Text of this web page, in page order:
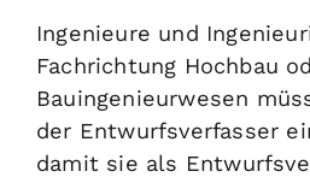
Ingenieure und
Fachrichtung Hochbau
Bauingenieurwesen
der Entwurfsverfasser
damit sie als